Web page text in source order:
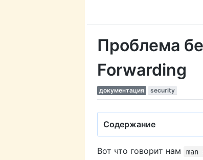
Проблема
Forwarding
документация security
Содержание
Вот что говорит нам